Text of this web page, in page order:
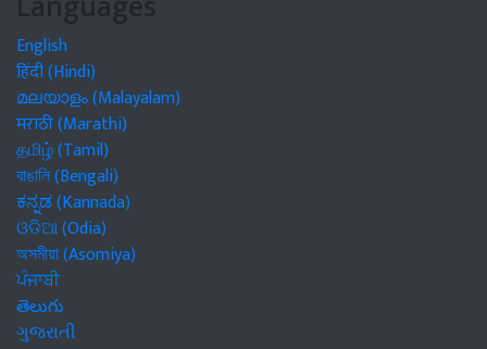
English
हिंदी (Hindi)
മലയാളം (Malayalam)
मराठी (Marathi)
தமிழ் (Tamil)
বাঙালি (Bengali)
ಕನ್ನಡ (Kannada)
ଓଡିଆ (Odia)
অসমীয়া (Asomiya)
ਪੰਜਾਬੀ
తెలుగు
ગુજરાતી